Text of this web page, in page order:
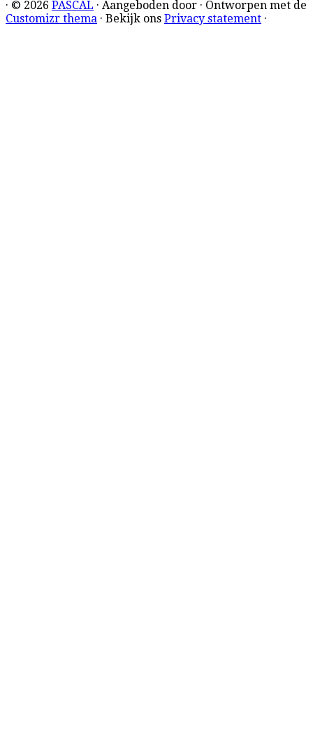
· © 2026 PASCAL · Aangeboden door · Ontworpen met de
Customizr thema · Bekijk ons Privacy statement ·